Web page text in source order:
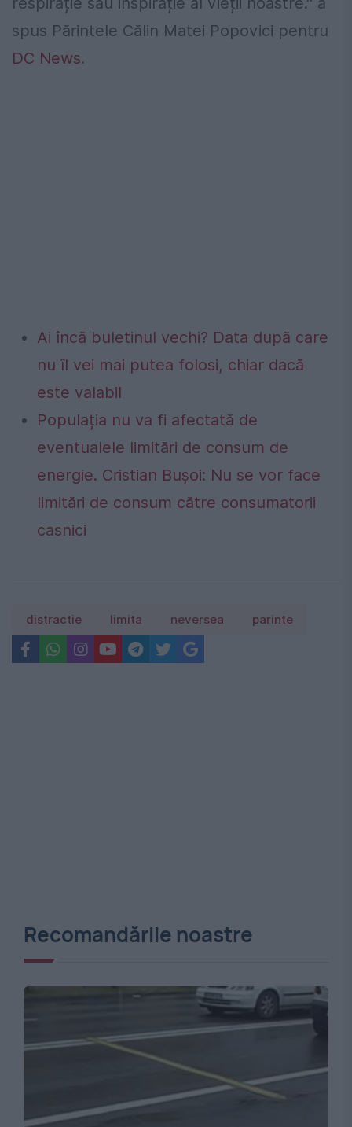
spus Părintele Călin Matei Popovici pentru
DC News.
Ai încă buletinul vechi? Data după care
nu îl vei mai putea folosi, chiar dacă
este valabil
Populația nu va fi afectată de
eventualele limitări de consum de
energie. Cristian Bușoi: Nu se vor face
limitări de consum către consumatorii
casnici
distractie limita neversea parinte
Recomandările noastre